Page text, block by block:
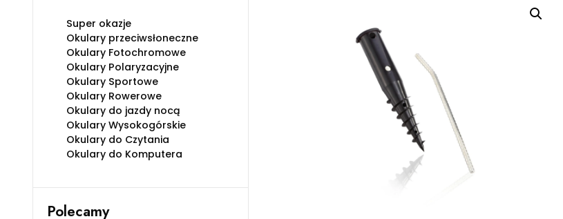
Super okazje
Okulary przeciwsłoneczne
Okulary Fotochromowe
Okulary Polaryzacyjne
Okulary Sportowe
Okulary Rowerowe
Okulary do jazdy nocą
Okulary Wysokogórskie
Okulary do Czytania
Okulary do Komputera
Polecamy